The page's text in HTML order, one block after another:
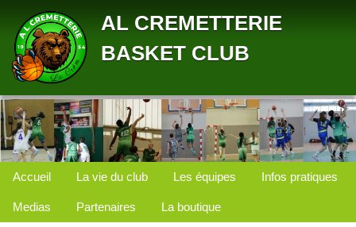
AL CREMETTERIE
BASKET CLUB
Accueil La vie du club Les équipes Infos pratiques
Medias Partenaires La boutique
Panneau de gestion des cookies